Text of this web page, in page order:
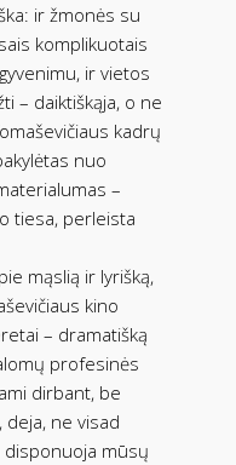
ir žmonės su
komplikuotais
ir vietos
– daiktiškąja, o ne
kadrų
nuo
–
tiesa, perleista
mąslią ir lyrišką,
kino
– dramatišką
profesinės
dirbant, be
deja, ne visad
mūsų